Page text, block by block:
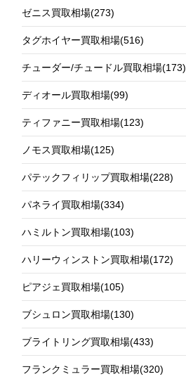
ゼニス買取相場(273)
タグホイヤー買取相場(516)
チューダー/チュードル買取相場(173)
ディオール買取相場(99)
ティファニー買取相場(123)
ノモス買取相場(125)
パテックフィリップ買取相場(228)
パネライ買取相場(334)
ハミルトン買取相場(103)
ハリーウィンストン買取相場(172)
ピアジェ買取相場(105)
ブシュロン買取相場(130)
ブライトリング買取相場(433)
フランクミュラー買取相場(320)